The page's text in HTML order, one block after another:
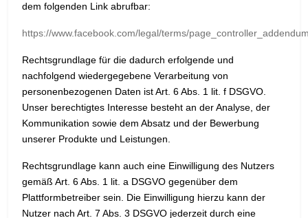
dem folgenden Link abrufbar:
https://www.facebook.com/legal/terms/
Rechtsgrundlage für die dadurch erfolgende und
nachfolgend wiedergegebene Verarbeitung von
personenbezogenen Daten ist Art. 6 Abs. 1 lit. f DSGVO.
Unser berechtigtes Interesse besteht an der Analyse, der
Kommunikation sowie dem Absatz und der Bewerbung
unserer Produkte und Leistungen.
Rechtsgrundlage kann auch eine Einwilligung des Nutzers
gemäß Art. 6 Abs. 1 lit. a DSGVO gegenüber dem
Plattformbetreiber sein. Die Einwilligung hierzu kann der
Nutzer nach Art. 7 Abs. 3 DSGVO jederzeit durch eine